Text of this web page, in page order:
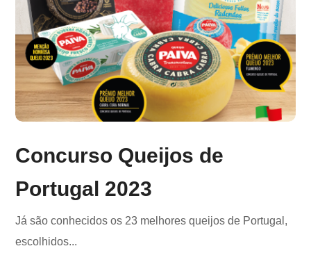
Concurso Queijos de
Portugal 2023
Já são conhecidos os 23 melhores queijos de Portugal,
escolhidos...